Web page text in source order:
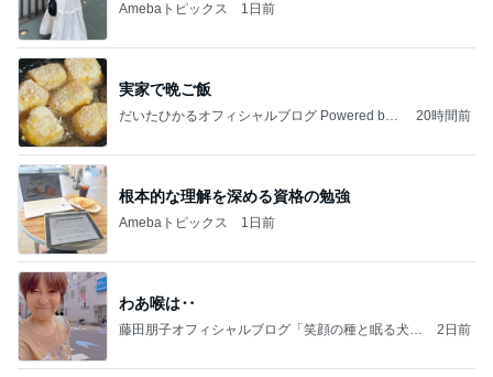
Amebaトピックス 1日前
実家で晩ご飯
だいたひかるオフィシャルブログ Powered by
20時間前
根本的な理解を深める資格の勉強
Amebaトピックス 1日前
わあ喉は‥
藤田朋子オフィシャルブログ「笑顔の種と眠る犬」
2日前